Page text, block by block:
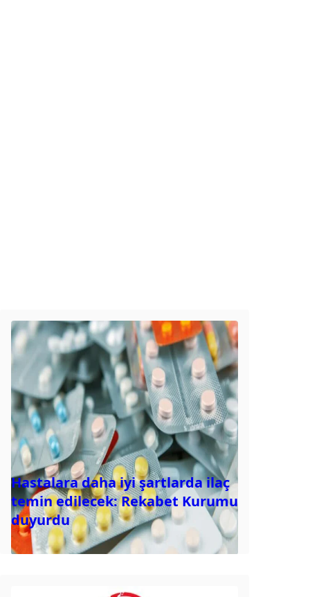
Hastalara daha iyi şartlarda ilaç
temin edilecek: Rekabet Kurumu
duyurdu